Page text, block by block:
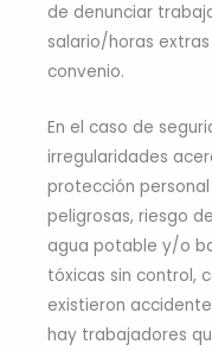
de denunciar
salario/horas
convenio.
En el caso de
irregularidades
protección
peligrosas, riesgo
agua potable y/o
tóxicas sin control,
existieron
hay trabajadores